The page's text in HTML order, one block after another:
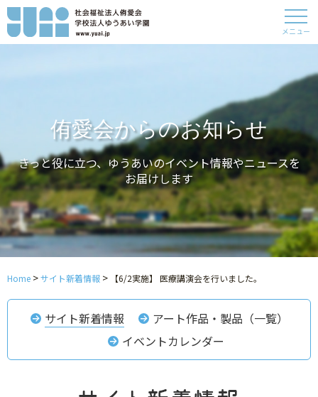
メニュー
侑愛会からのお知らせ
きっと役に立つ、ゆうあいのイベント情報やニュースを
お届けします
Home >サイト新着情報 > 【6/2実施】 医療講演会を行いました。
サイト新着情報
アート作品・製品（一覧）
イベントカレンダー